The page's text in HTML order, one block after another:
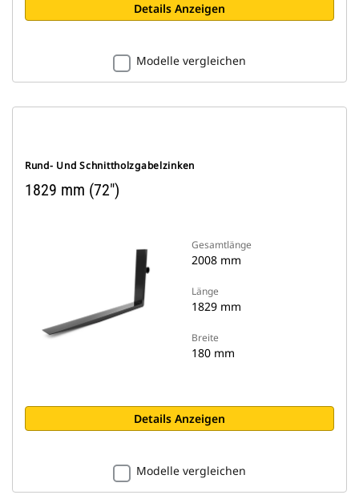
Details Anzeigen
Modelle vergleichen
Rund- Und Schnittholzgabelzinken
1829 mm (72″)
Gesamtlänge
2008 mm
Länge
1829 mm
Breite
180 mm
Details Anzeigen
Modelle vergleichen